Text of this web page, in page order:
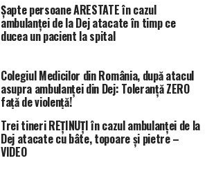
Șapte persoane ARESTATE în cazul
ambulanței de la Dej atacate în timp ce
ducea un pacient la spital
Colegiul Medicilor din România, după atacul
asupra ambulanței din Dej: Toleranță ZERO
față de violență!
Trei tineri REȚINUȚI în cazul ambulanței de la
Dej atacate cu bâte, topoare și pietre –
VIDEO